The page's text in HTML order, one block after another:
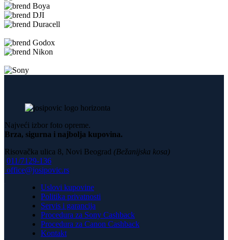
4.130,00 RSD.
Najveći izbor foto opreme.
Brza, sigurna i najbolja kupovina.
Risovačka ulica 8, Novi Beograd (Bežanijska kosa)
011/7129-136
office@josipovic.rs
Uslovi kupovine
Politika privatnosti
Servis i garancija
Procedura za Sony Cashback
Procedura za Canon Cashback
Kontakt